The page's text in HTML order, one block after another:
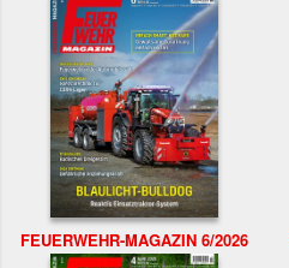
FEUERWEHR-MAGAZIN 6/2026